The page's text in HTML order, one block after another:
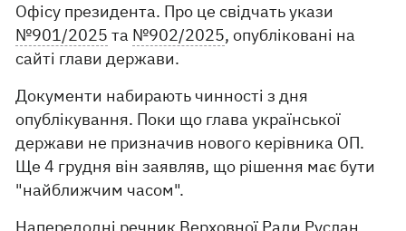
Офісу президента. Про це свідчать укази
№901/2025 та №902/2025, опубліковані на
сайті глави держави.
Документи набирають чинності з дня
опублікування. Поки що глава української
держави не призначив нового керівника ОП.
Ще 4 грудня він заявляв, що рішення має бути
"найближчим часом".